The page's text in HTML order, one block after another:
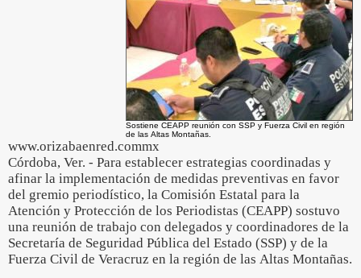
Sostiene CEAPP reunión con SSP y Fuerza Civil en región
de las Altas Montañas.
www.orizabaenred.commx
Córdoba, Ver. - Para establecer estrategias coordinadas y
afinar la implementación de medidas preventivas en favor
del gremio periodístico, la Comisión Estatal para la
Atención y Protección de los Periodistas (CEAPP) sostuvo
una reunión de trabajo con delegados y coordinadores de la
Secretaría de Seguridad Pública del Estado (SSP) y de la
Fuerza Civil de Veracruz en la región de las Altas Montañas.